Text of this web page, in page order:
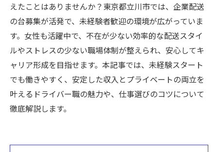
えたことはありませんか？東京都立川市では、企業配送
の台募集が活発で、未経験者歓迎の環境が広がっていま
す。女性も活躍中で、不在が少ない効率的な配送スタイ
ルやストレスの少ない職場体制が整えられ、安心してキ
ャリア形成を目指せます。本記事では、未経験スタート
でも働きやすく、安定した収入とプライベートの両立を
叶えるドライバー職の魅力や、仕事選びのコツについて
徹底解説します。